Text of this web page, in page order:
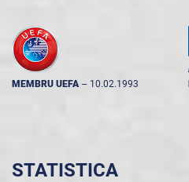
MEMBRU UEFA -- 10.02.1993
STATISTICA